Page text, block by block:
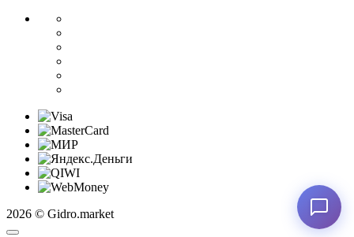
2026 © Gidro.market